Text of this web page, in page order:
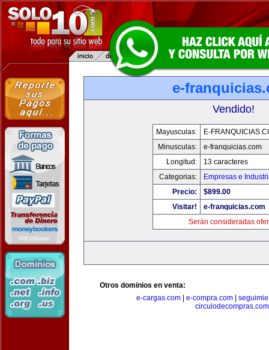
e-
Vendido!
Mayusculas:
E-
Minusculas:
e-franquicias.com
Longitud:
13 caracteres
Categorias:
Empresas e
Precio:
$899.00
Visitar!
e-franquicias.com
Serán consideradas
Otros dominios en venta:
e-cargas.com| e-compra.com|
circulodecompras.com